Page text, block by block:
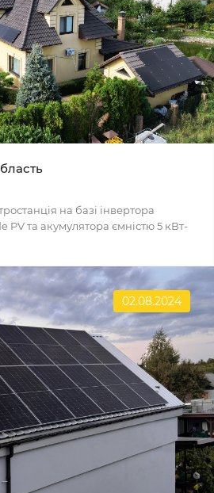
на базі інвертора
PV та акумулятора ємністю 5 кВт-
02.08.2024